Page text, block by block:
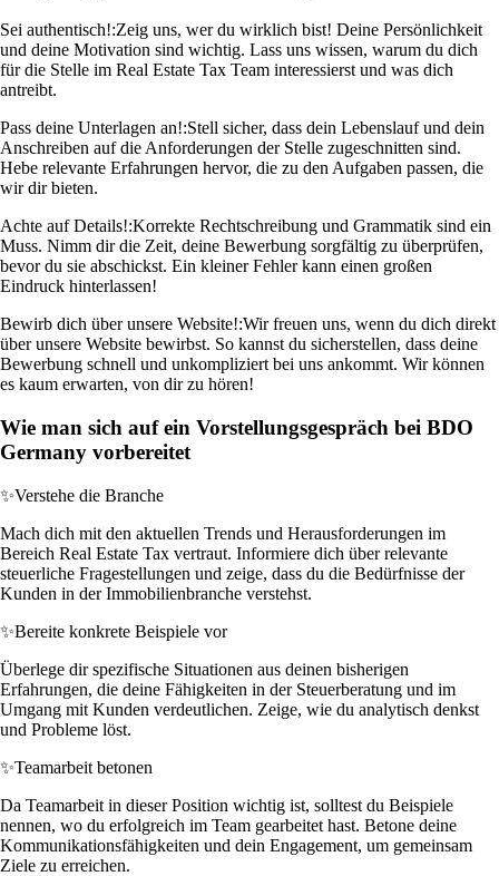
Sei authentisch!:Zeig uns, wer du wirklich bist! Deine Persönlichkeit
und deine Motivation sind wichtig. Lass uns wissen, warum du dich
für die Stelle im Real Estate Tax Team interessierst und was dich
antreibt.
Pass deine Unterlagen an!:Stell sicher, dass dein Lebenslauf und dein
Anschreiben auf die Anforderungen der Stelle zugeschnitten sind.
Hebe relevante Erfahrungen hervor, die zu den Aufgaben passen, die
wir dir bieten.
Achte auf Details!:Korrekte Rechtschreibung und Grammatik sind ein
Muss. Nimm dir die Zeit, deine Bewerbung sorgfältig zu überprüfen,
bevor du sie abschickst. Ein kleiner Fehler kann einen großen
Eindruck hinterlassen!
Bewirb dich über unsere Website!:Wir freuen uns, wenn du dich direkt
über unsere Website bewirbst. So kannst du sicherstellen, dass deine
Bewerbung schnell und unkompliziert bei uns ankommt. Wir können
es kaum erwarten, von dir zu hören!
Wie man sich auf ein Vorstellungsgespräch bei BDO
Germany vorbereitet
✨Verstehe die Branche
Mach dich mit den aktuellen Trends und Herausforderungen im
Bereich Real Estate Tax vertraut. Informiere dich über relevante
steuerliche Fragestellungen und zeige, dass du die Bedürfnisse der
Kunden in der Immobilienbranche verstehst.
✨Bereite konkrete Beispiele vor
Überlege dir spezifische Situationen aus deinen bisherigen
Erfahrungen, die deine Fähigkeiten in der Steuerberatung und im
Umgang mit Kunden verdeutlichen. Zeige, wie du analytisch denkst
und Probleme löst.
✨Teamarbeit betonen
Da Teamarbeit in dieser Position wichtig ist, solltest du Beispiele
nennen, wo du erfolgreich im Team gearbeitet hast. Betone deine
Kommunikationsfähigkeiten und dein Engagement, um gemeinsam
Ziele zu erreichen.